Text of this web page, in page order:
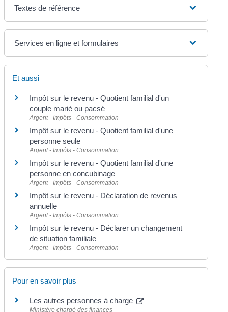
Textes de référence
Services en ligne et formulaires
Et aussi
Impôt sur le revenu - Quotient familial d'un
couple marié ou pacsé
Argent - Impôts - Consommation
Impôt sur le revenu - Quotient familial d'une
personne seule
Argent - Impôts - Consommation
Impôt sur le revenu - Quotient familial d'une
personne en concubinage
Argent - Impôts - Consommation
Impôt sur le revenu - Déclaration de revenus
annuelle
Argent - Impôts - Consommation
Impôt sur le revenu - Déclarer un changement
de situation familiale
Argent - Impôts - Consommation
Pour en savoir plus
Les autres personnes à charge
Ministère chargé des finances